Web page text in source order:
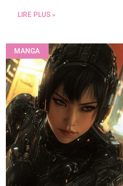
LIRE PLUS »
MANGA